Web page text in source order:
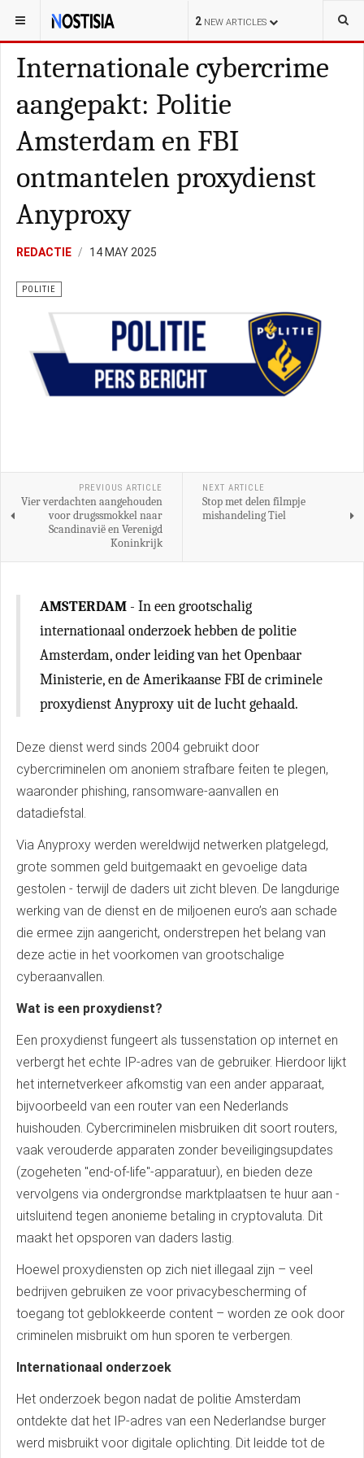
2 NEW ARTICLES
YOU ARE HERE: NEDERLAND POLITIE
Internationale cybercrime
aangepakt: Politie
Amsterdam en FBI
ontmantelen proxydienst
Anyproxy
REDACTIE 14 MAY 2025
POLITIE
PREVIOUS ARTICLE
Vier verdachten aangehouden
voor drugssmokkel naar
Scandinavië en Verenigd
Koninkrijk
NEXT ARTICLE
Stop met delen filmpje
mishandeling Tiel
AMSTERDAM - In een grootschalig
internationaal onderzoek hebben de politie
Amsterdam, onder leiding van het Openbaar
Ministerie, en de Amerikaanse FBI de criminele
proxydienst Anyproxy uit de lucht gehaald.
Deze dienst werd sinds 2004 gebruikt door
cybercriminelen om anoniem strafbare feiten te plegen,
waaronder phishing, ransomware-aanvallen en
datadiefstal.
Via Anyproxy werden wereldwijd netwerken platgelegd,
grote sommen geld buitgemaakt en gevoelige data
gestolen - terwijl de daders uit zicht bleven. De langdurige
werking van de dienst en de miljoenen euro’s aan schade
die ermee zijn aangericht, onderstrepen het belang van
deze actie in het voorkomen van grootschalige
cyberaanvallen.
Wat is een proxydienst?
Een proxydienst fungeert als tussenstation op internet en
verbergt het echte IP-adres van de gebruiker. Hierdoor lijkt
het internetverkeer afkomstig van een ander apparaat,
bijvoorbeeld van een router van een Nederlands
huishouden. Cybercriminelen misbruiken dit soort routers,
vaak verouderde apparaten zonder beveiligingsupdates
(zogeheten "end-of-life"-apparatuur), en bieden deze
vervolgens via ondergrondse marktplaatsen te huur aan -
uitsluitend tegen anonieme betaling in cryptovaluta. Dit
maakt het opsporen van daders lastig.
Hoewel proxydiensten op zich niet illegaal zijn – veel
bedrijven gebruiken ze voor privacybescherming of
toegang tot geblokkeerde content – worden ze ook door
criminelen misbruikt om hun sporen te verbergen.
Internationaal onderzoek
Het onderzoek begon nadat de politie Amsterdam
ontdekte dat het IP-adres van een Nederlandse burger
werd misbruikt voor digitale oplichting. Dit leidde tot de